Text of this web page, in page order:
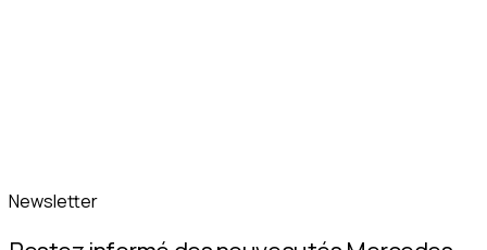
Newsletter